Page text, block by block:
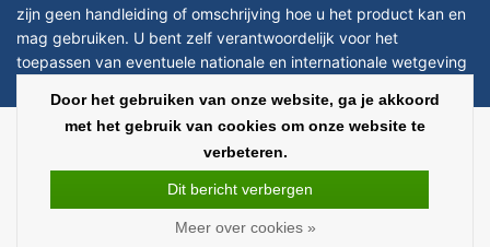
zijn geen handleiding of omschrijving hoe u het product kan en
mag gebruiken. U bent zelf verantwoordelijk voor het
toepassen van eventuele nationale en internationale wetgeving
Copyright © 2026 - Laboratorium Discounter - All rights reserved - Theme by
Alle bedragen zijn exclusief BTW
Door het gebruiken van onze website, ga je akkoord
met het gebruik van cookies om onze website te
verbeteren.
Dit bericht verbergen
Meer over cookies »